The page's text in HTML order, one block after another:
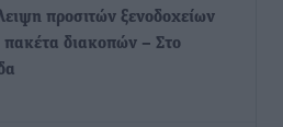
προσιτών ξενοδοχείων
πακέτα διακοπών – Στο